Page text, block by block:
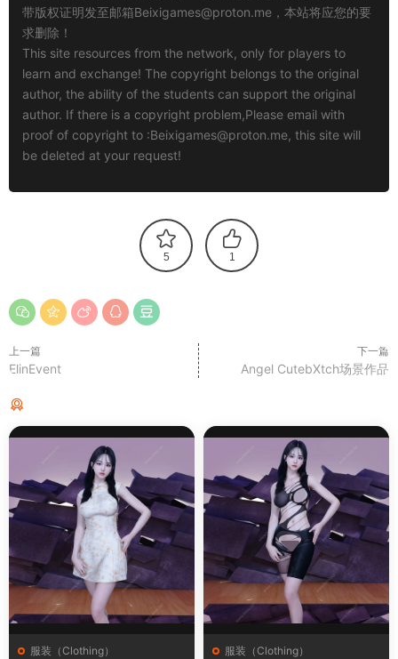
带版权证明发至邮箱Beixigames@proton.me ，本站将应您的要
求删除！
This site resources from the network, only for players to
learn and exchange! The copyright belongs to the original
author, the ability of the students can support the original
author. If there is a copyright problem,Please email with
proof of copyright to :Beixigames@proton.me, this site will
be deleted at your request!
5 1
上一篇
ElinEvent
下一篇
Angel CutebXtch场景作品
服装（Clothing） 服装（Clothing）